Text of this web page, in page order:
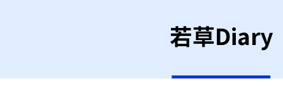
若草Diary